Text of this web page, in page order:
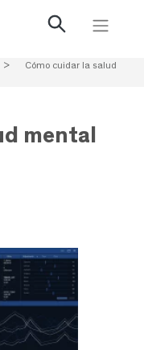
>
Cómo cuidar la salud
mental